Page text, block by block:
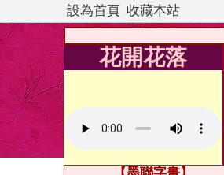
設為首頁 收藏本站
花開花落